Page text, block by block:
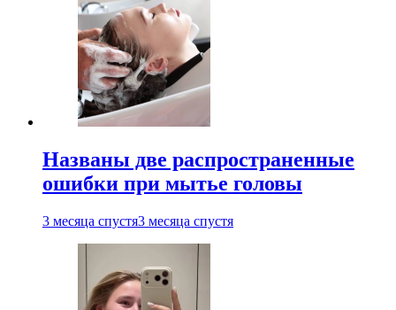
Названы две распространенные
ошибки при мытье головы
3 месяца спустя3 месяца спустя